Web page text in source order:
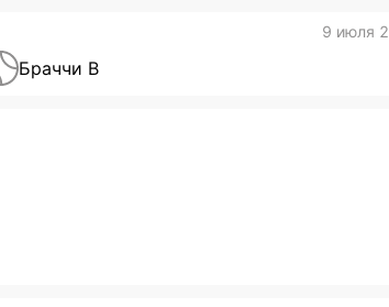
9 июля
Браччи В